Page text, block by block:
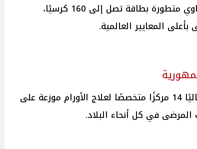
المستشفى يضم وحدات علاج كيماوي متطورة بطاقة تصل إلى 160 كرسيًا،
المعايير العالمية.
وأوضح عبد الغفار أن مصر تمتلك حاليًا 14 مركزًا متخصصًا لعلاج الأورام موزعة على
المرضى في كل أنحاء البلاد.